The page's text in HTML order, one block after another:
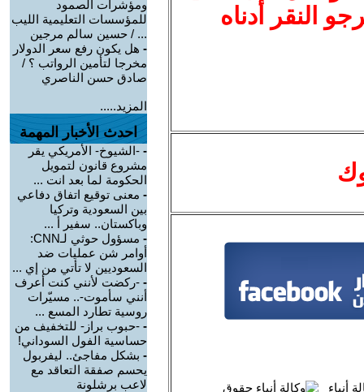
النقر أدناه
ومؤشرات الصمود
للمؤسسات التعليمية الليب
... / حسين سالم مرجين
- هل يكون رفع سعر الدولار
مخرجا لتأمين الرواتب ؟ /
صادق حسن الناصري
المزيد.....
احدث الأخبار المهمة
- -الشيوخ- الأمريكي يقر
مشروع قانون لتمويل
الحكومة لما بعد انت ...
- معنى توقيع اتفاق دفاعي
بين السعودية وتركيا
وباكستان.. سفير أ ...
-
مسؤول حوثي لـCNN:
أوامر شن عمليات ضد
السعوديين لا تأتي من إي ...
- -ركضت لأنني كنت أعرف
أنني سأموت-.. مسيّرات
روسية تطارد المسع ...
- -حبوب براز- للتخفيف من
حساسية الفول السوداني!
- بشكل مفاجئ.. ليفربول
يحسم صفقة التعاقد مع
لاعب برشلونة